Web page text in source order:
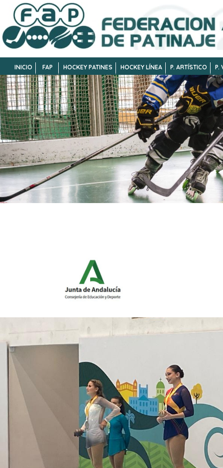
INICIO FAP HOCKEY PATINES HOCKEY LÍNEA P. ARTÍSTICO P.